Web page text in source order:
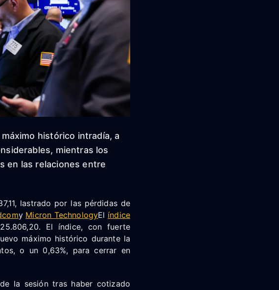
histórico intradía, a
mientras los
en las relaciones entre
lastrado por las pérdidas de
y Micron TechnologyEl índice
El índice, con fuerte
máximo histórico durante la
o un 0,63%, para cerrar en
la sesión tras haber cotizado